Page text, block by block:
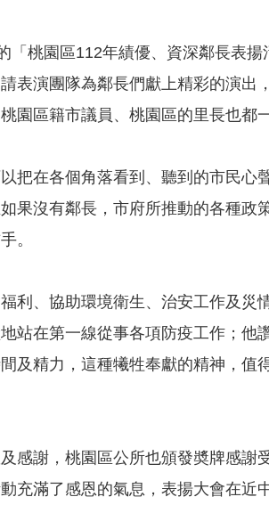
「桃園區112年績優、資深鄰長表
表演團隊為鄰長們獻上精彩的演出
園區籍市議員、桃園區的里長也都
把在各個角落看到、聽到的市民心
果沒有鄰長，市府所推動的各種政
。
利、協助環境衛生、治安工作及災
站在第一線從事各項防疫工作；他
及精力，這種犧牲奉獻的精神，值
感謝，桃園區公所也頒發奬牌感謝
充滿了感恩的氣息，表揚大會在近